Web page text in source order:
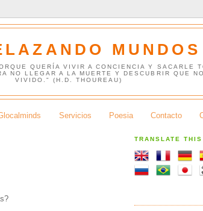
MUNDOS
QUERÍA VIVIR A CONCIENCIA Y SACARLE
NO LLEGAR A LA MUERTE Y DESCUBRIR QUE
VIVIDO." (H.D. THOUREAU)
Servicios Poesia Contacto
TRANSLATE